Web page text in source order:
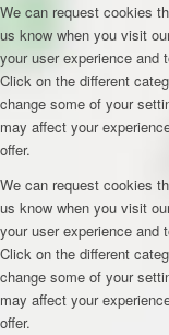
We can request cookies
us know when you visit
your user experience and
Click on the different
change some of your
may affect your
offer.
We can request cookies
us know when you visit
your user experience and
Click on the different
change some of your
may affect your
offer.